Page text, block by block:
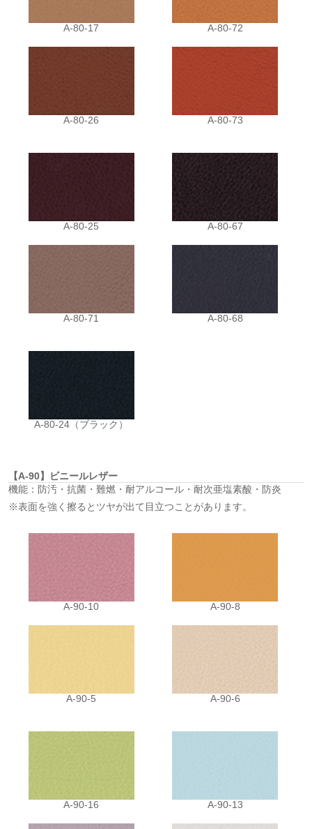
A-80-17 A-80-72
A-80-26 A-80-73
A-80-25 A-80-67
A-80-71 A-80-68
A-80-24（ブラック）
【A-90】ビニールレザー
機能：防汚・抗菌・難燃・耐アルコール・耐次亜塩素酸・防炎
※表面を強く擦るとツヤが出て目立つことがあります。
A-90-10 A-90-8
A-90-5 A-90-6
A-90-16 A-90-13